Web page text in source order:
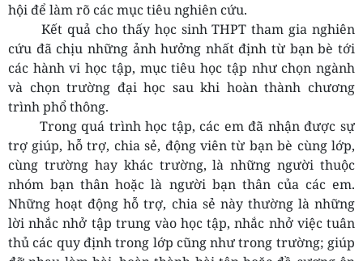
hội để làm rõ các mục tiêu nghiên cứu.
Kết quả cho thấy học sinh THPT tham gia nghiên
cứu đã chịu những ảnh hưởng nhất định từ bạn bè tới
các hành vi học tập, mục tiêu học tập như chọn ngành
và chọn trường đại học sau khi hoàn thành chương
trình phổ thông.
Trong quá trình học tập, các em đã nhận được sự
trợ giúp, hỗ trợ, chia sẻ, động viên từ bạn bè cùng lớp,
cùng trường hay khác trường, là những người thuộc
nhóm bạn thân hoặc là người bạn thân của các em.
Những hoạt động hỗ trợ, chia sẻ này thường là những
lời nhắc nhở tập trung vào học tập, nhắc nhở việc tuân
thủ các quy định trong lớp cũng như trong trường; giúp